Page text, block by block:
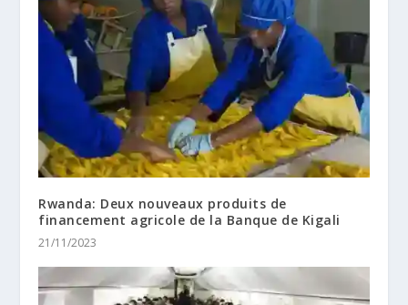
Rwanda: Deux nouveaux produits de
financement agricole de la Banque de Kigali
21/11/2023